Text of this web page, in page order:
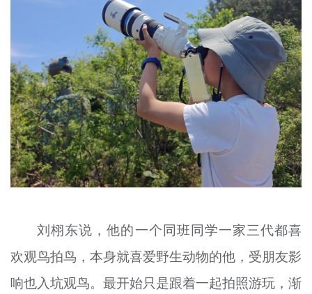
刘栩东说，他的一个同班同学一家三代都喜
欢观鸟拍鸟，本身就喜爱野生动物的他，受朋友影
响也入坑观鸟。最开始只是跟着一起拍照游玩，渐